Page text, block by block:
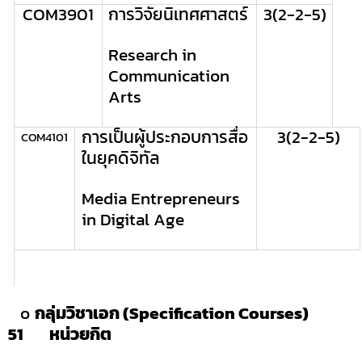
COM3901
การวิจัยนิเทศศาสตร์
Research in
Communication
Arts
3(2-2-5)
COM4101
การเป็นผู้ประกอบการสื่อ
ในยุคดิจิทัล
Media Entrepreneurs
in Digital Age
3(2-2-5)
oกลุ่มวิชาเอก(Specification Courses)
51 หน่วยกิต